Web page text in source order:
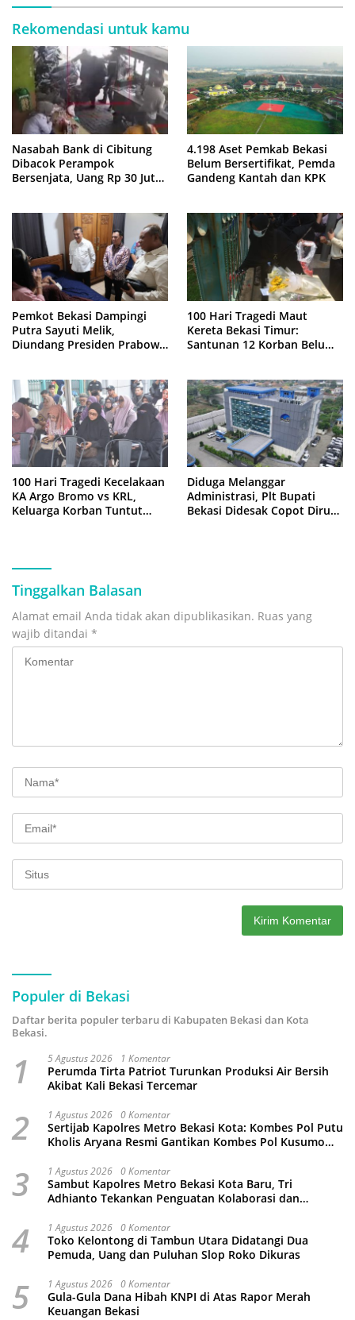
Rekomendasi untuk kamu
Nasabah Bank di Cibitung
Dibacok Perampok
Bersenjata, Uang Rp 30 Juta
4.198 Aset Pemkab Bekasi
Belum Bersertifikat, Pemda
Gandeng Kantah dan KPK
Pemkot Bekasi Dampingi
Putra Sayuti Melik,
Diundang Presiden Prabowo
100 Hari Tragedi Maut
Kereta Bekasi Timur:
Santunan 12 Korban Belum
100 Hari Tragedi Kecelakaan
KA Argo Bromo vs KRL,
Keluarga Korban Tuntut
Diduga Melanggar
Administrasi, Plt Bupati
Bekasi Didesak Copot Dirum
Tinggalkan Balasan
Alamat email Anda tidak akan dipublikasikan. Ruas yang
wajib ditandai *
Populer di Bekasi
Daftar berita populer terbaru di Kabupaten Bekasi dan Kota
Bekasi.
1 5 Agustus 2026 1 Komentar
Perumda Tirta Patriot Turunkan Produksi Air Bersih
Akibat Kali Bekasi Tercemar
2 1 Agustus 2026 0 Komentar
Sertijab Kapolres Metro Bekasi Kota: Kombes Pol Putu
Kholis Aryana Resmi Gantikan Kombes Pol Kusumo
3 1 Agustus 2026 0 Komentar
Sambut Kapolres Metro Bekasi Kota Baru, Tri
Adhianto Tekankan Penguatan Kolaborasi dan
4 1 Agustus 2026 0 Komentar
Toko Kelontong di Tambun Utara Didatangi Dua
Pemuda, Uang dan Puluhan Slop Roko Dikuras
5 1 Agustus 2026 0 Komentar
Gula-Gula Dana Hibah KNPI di Atas Rapor Merah
Keuangan Bekasi